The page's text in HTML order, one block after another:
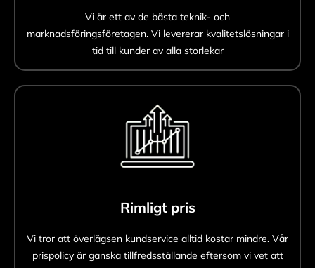
Vi är ett av de bästa teknik- och
marknadsföringsföretagen. Vi levererar kvalitetslösningar i
tid till kunder av alla storlekar
Rimligt pris
Vi tror att överlägsen kundservice alltid kostar mindre. Vår
prispolicy är ganska tillfredsställande eftersom vi vet att